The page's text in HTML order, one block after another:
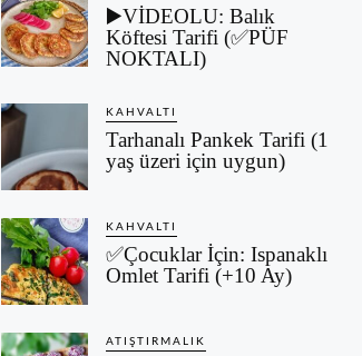
▶️VİDEOLU: Balık
Köftesi Tarifi (✅PÜF
NOKTALI)
KAHVALTI
Tarhanalı Pankek Tarifi (1
yaş üzeri için uygun)
KAHVALTI
✅Çocuklar İçin: Ispanaklı
Omlet Tarifi (+10 Ay)
ATIŞTIRMALIK